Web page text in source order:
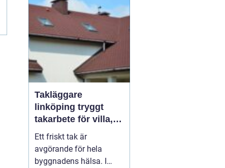
Takläggare
linköping tryggt
takarbete för villa,
brf och företag
Ett friskt tak är
avgörande för hela
byggnadens hälsa. I